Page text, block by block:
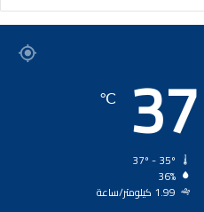
37
℃
36%
1.99 كيلومتر/ساعة